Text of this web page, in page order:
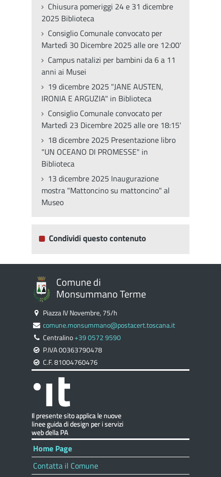
Chiusura pomeriggi 24 e 31 dicembre
2025 Biblioteca
Consiglio Comunale convocato per
Martedì 30 Dicembre 2025 alle ore 12:00'
Campus natalizi per bambini da 6 a 11
anni ai Musei
19 dicembre 2025 "JANE AUSTEN,
IRONIA E ARGUZIA" in Biblioteca
Consiglio Comunale convocato per
Martedì 23 Dicembre 2025 alle ore 18:15'
18 dicembre 2025 Presentazione libro
"UN OCEANO DI PROMESSE" in
Biblioteca
13 dicembre 2025 Inaugurazione
mostra "Mattoncino su mattoncino" al
Museo
Condividi questo contenuto
Comune di
Monsummano Terme
Piazza IV Novembre, 75/h
comune.monsummano@postacert.toscana.it
Centralino+39 0572 9590
P.IVA 00363790478
C.F. 81004760476
Home Page
Contatta il Comune